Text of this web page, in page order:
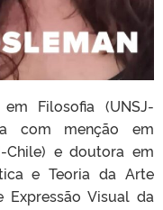
Filosofia (UNSJ-
com menção em
Chile) e doutora em
e Teoria da Arte
Expressão Visual da